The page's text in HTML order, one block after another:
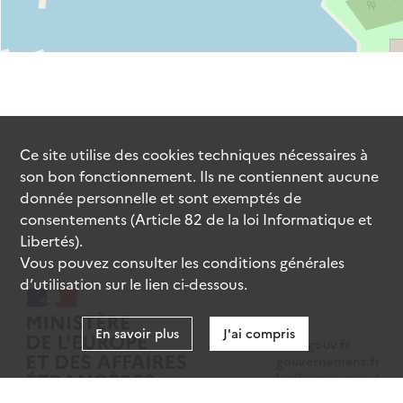
data.gouv.fr
legifrance.gouv.fr
Ce site utilise descookiestechniques nécessaires à
son bon fonctionnement. Ils ne contiennent aucune
donnée personnelle et sont exemptés de
consentements (Article 82 de la loi Informatique et
Libertés).
Vous pouvez consulter les conditions générales
d’utilisation sur le lien ci-dessous.
En savoir plus J'ai compris